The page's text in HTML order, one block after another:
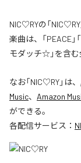
NIC♡RYの「
楽曲は、「PEACE」
モダッチ☆」を含む
なお「NIC♡RY」は、
Music、 Amazon
ができる。
各配信サービス：